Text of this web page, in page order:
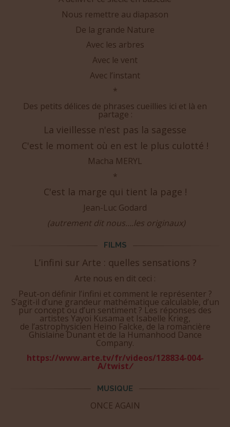
A délivrer ce siècle en bascule
Nous remettre au diapason
De la grande Nature
Avec les arbres
Avec le vent
Avec l’instant
Des petits délices de phrases cueillies ici et là en
partage :
La vieillesse n'est pas la sagesse
C'est le moment où en est le plus culotté !
Macha MERYL
C'est la marge qui tient la page !
Jean-Luc Godard
L’infini sur Arte : quelles sensations ?
Arte nous en dit ceci :
Peut-on définir l’infini et comment le représenter ?
S’agit-il d’une grandeur mathématique calculable, d’un
pur concept ou d’un sentiment ? Les réponses des
artistes Yayoi Kusama et Isabelle Krieg,
de l’astrophysicien Heino Falcke, de la romancière
Ghislaine Dunant et de la Humanhood Dance
Company.
https://www.arte.tv/fr/videos/128834-004-